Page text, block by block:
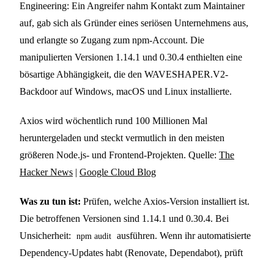
Engineering: Ein Angreifer nahm Kontakt zum Maintainer
auf, gab sich als Gründer eines seriösen Unternehmens aus,
und erlangte so Zugang zum npm-Account. Die
manipulierten Versionen 1.14.1 und 0.30.4 enthielten eine
bösartige Abhängigkeit, die den WAVESHAPER.V2-
Backdoor auf Windows, macOS und Linux installierte.
Axios wird wöchentlich rund 100 Millionen Mal
heruntergeladen und steckt vermutlich in den meisten
größeren Node.js- und Frontend-Projekten. Quelle: The
Hacker News | Google Cloud Blog
Was zu tun ist: Prüfen, welche Axios-Version installiert ist.
Die betroffenen Versionen sind 1.14.1 und 0.30.4. Bei
Unsicherheit:
npm audit
ausführen. Wenn ihr automatisierte
Dependency-Updates habt (Renovate, Dependabot), prüft